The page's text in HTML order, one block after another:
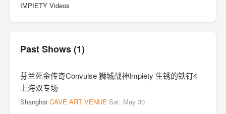
IMPIETY Videos
Past Shows (1)
芬兰死金传奇Convulse 狮城战神Impiety 生锈的铁钉4
上海双专场
Shanghai·CAVE ART VENUE·Sat, May 30